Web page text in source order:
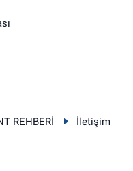
REHBERİ
İletişim